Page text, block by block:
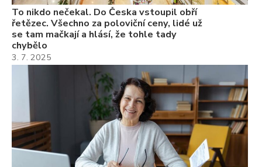
To nikdo nečekal. Do Česka vstoupil obří
řetězec. Všechno za poloviční ceny, lidé už
se tam mačkají a hlásí, že tohle tady
chybělo
3. 7. 2025